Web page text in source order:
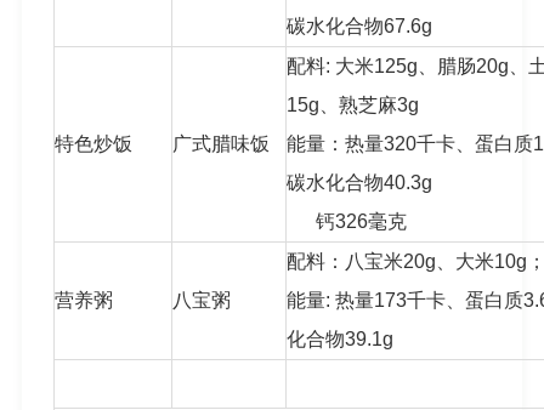
碳水化合物67.6g
特色炒饭 广式腊味饭
配料: 大米125g、腊肠20g、
15g、熟芝麻3g
能量：热量320千卡、蛋白质
碳水化合物40.3g
钙326毫克
营养粥 八宝粥
配料：八宝米20g、大米10g
能量: 热量173千卡、蛋白质
化合物39.1g